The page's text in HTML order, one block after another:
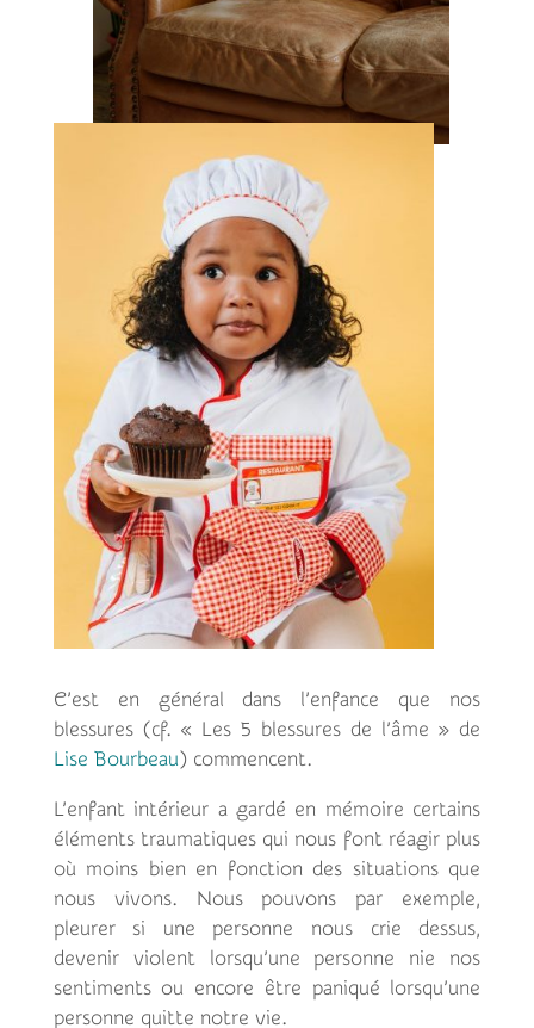
C’est en général dans l’enfance que nos
blessures (cf. « Les 5 blessures de l’âme » de
Lise Bourbeau) commencent.
L’enfant intérieur a gardé en mémoire certains
éléments traumatiques qui nous font réagir plus
où moins bien en fonction des situations que
nous vivons. Nous pouvons par exemple,
pleurer si une personne nous crie dessus,
devenir violent lorsqu’une personne nie nos
sentiments ou encore être paniqué lorsqu’une
personne quitte notre vie.